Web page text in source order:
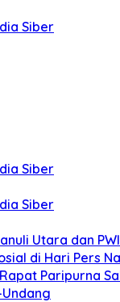
Siber
Siber
Siber
Utara dan
di Hari Pers
Paripurna